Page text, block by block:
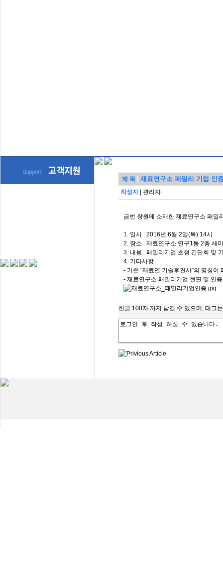
제 목 재료연구소 패밀리 기업 인
작성자| 관리자
금번 창원에 소재한 재료연구소 패밀
1. 일시 : 2016년 6월 2일(목) 14시
2. 장소 : 재료연구소 연구1동 2층 세
3. 내용 : 패밀리기업 초청 간단회 및
4. 기타사항
- 기존 "재료연 기술후견사"의 명칭이
- 재료연구소 패밀리기업 현판 및 인
한글 100자 까지 남길 수 있으며, 태그